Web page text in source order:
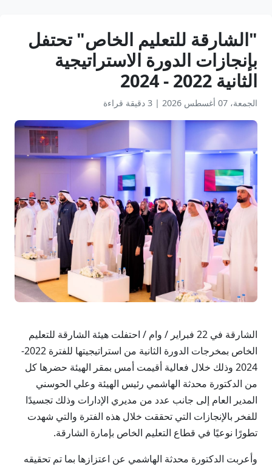
"الشارقة للتعليم الخاص" تحتفل
بإنجازات الدورة الاستراتيجية
الثانية 2022 - 2024
الجمعة، 07 أغسطس 2026 | 3 دقيقة قراءة
الشارقة في 22 فبراير / وام / احتفلت هيئة الشارقة للتعليم
الخاص بمخرجات الدورة الثانية من استراتيجيتها للفترة 2022-
2024 وذلك خلال فعالية أقيمت أمس بمقر الهيئة حضرها كل
من الدكتورة محدثة الهاشمي رئيس الهيئة وعلي الحوسني
المدير العام إلى جانب عدد من مديري الإدارات وذلك تجسيدًا
للفخر بالإنجازات التي تحققت خلال هذه الفترة والتي شهدت
تطورًا نوعيًا في قطاع التعليم الخاص بإمارة الشارقة.
وأعربت الدكتورة محدثة الهاشمي عن اعتزازها بما تم تحقيقه